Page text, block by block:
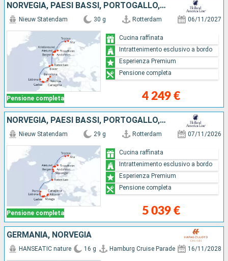
NORVEGIA, PAESI BASSI, PORTOGALLO, SPAGNA, GIBILTERRA, REGNO UNITO
Pensione completa
Nieuw Statendam 30 g Rotterdam 06/11/2027
4 249 €
Cucina raffinata
Intrattenimento esclusivo a bordo
Esperienza Premium
Pensione completa
NORVEGIA, PAESI BASSI, PORTOGALLO, SPAGNA, GIBILTERRA
Pensione completa
Nieuw Statendam 29 g Rotterdam 07/11/2026
5 039 €
Cucina raffinata
Intrattenimento esclusivo a bordo
Esperienza Premium
Pensione completa
GERMANIA, NORVEGIA
HANSEATIC nature 16 g Hamburg Cruise Parade 16/11/2028